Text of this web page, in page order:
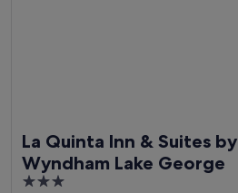
La Quinta Inn & Suites by
Wyndham Lake George
3